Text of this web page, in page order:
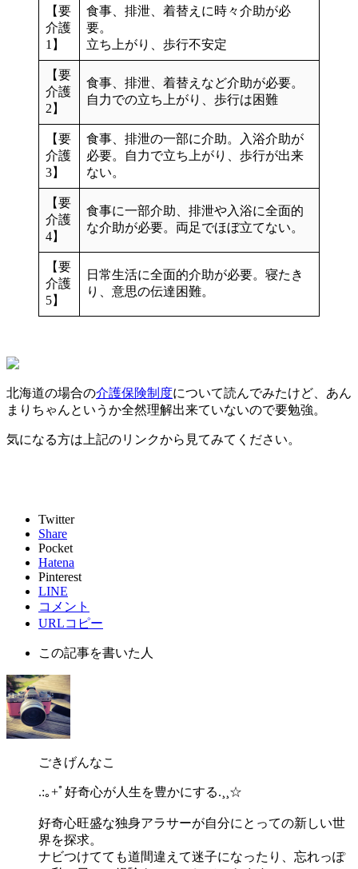
【要
介護
1】
食事、排泄、着替えに時々介助が必
要。
立ち上がり、歩行不安定
【要
介護
2】
食事、排泄、着替えなど介助が必要。
自力での立ち上がり、歩行は困難
【要
介護
3】
食事、排泄の一部に介助。入浴介助が
必要。自力で立ち上がり、歩行が出来
ない。
【要
介護
4】
食事に一部介助、排泄や入浴に全面的
な介助が必要。両足でほぼ立てない。
【要
介護
5】
日常生活に全面的介助が必要。寝たき
り、意思の伝達困難。
北海道の場合の介護保険制度について読んでみたけど、あん
まりちゃんというか全然理解出来ていないので要勉強。
気になる方は上記のリンクから見てみてください。
Twitter
Share
Pocket
Hatena
Pinterest
LINE
コメント
URLコピー
この記事を書いた人
ごきげんなこ
.:｡+ﾟ好奇心が人生を豊かにする.¸¸☆
好奇心旺盛な独身アラサーが自分にとっての新しい世
界を探求。
ナビつけてても道間違えて迷子になったり、忘れっぽ